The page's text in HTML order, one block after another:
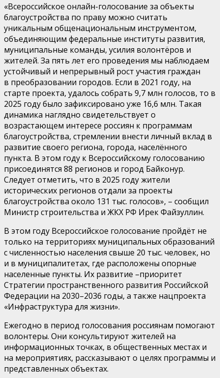
«Всероссийское онлайн-голосование за объекты
благоустройства по праву можно считать
уникальным общенациональным инструментом,
объединяющим федеральные институты развития,
муниципальные команды, усилия волонтёров и
жителей. За пять лет его проведения мы наблюдаем
устойчивый и непрерывный рост участия граждан
в преобразовании городов. Если в 2021 году, на
старте проекта, удалось собрать 9,7 млн голосов, то в
2025 году было зафиксировано уже 16,6 млн. Такая
динамика наглядно свидетельствует о
возрастающем интересе россиян к программам
благоустройства, стремлении внести личный вклад в
развитие своего региона, города, населённого
пункта. В этом году к Всероссийскому голосованию
присоединятся 88 регионов и город Байконур.
Следует отметить, что в 2025 году жители
исторических регионов отдали за проекты
благоустройства около 131 тыс. голосов», – сообщил
Министр строительства и ЖКХ РФ ИрекФайзуллин.
В этом году Всероссийское голосование пройдёт не
только на территориях муниципальных образований
с численностью населения свыше 20 тыс. человек, но
и в муниципалитетах, где расположены опорные
населенные пункты. Их развитие –приоритет
Стратегии пространственного развития Российской
Федерации на 2030–2036 годы, а также нацпроекта
«Инфраструктура для жизни».
Ежегодно в период голосования россиянам помогают
волонтеры. Они консультируют жителей на
информационных точках, в общественных местах и
на мероприятиях, рассказывают о целях программы и
представленных объектах.